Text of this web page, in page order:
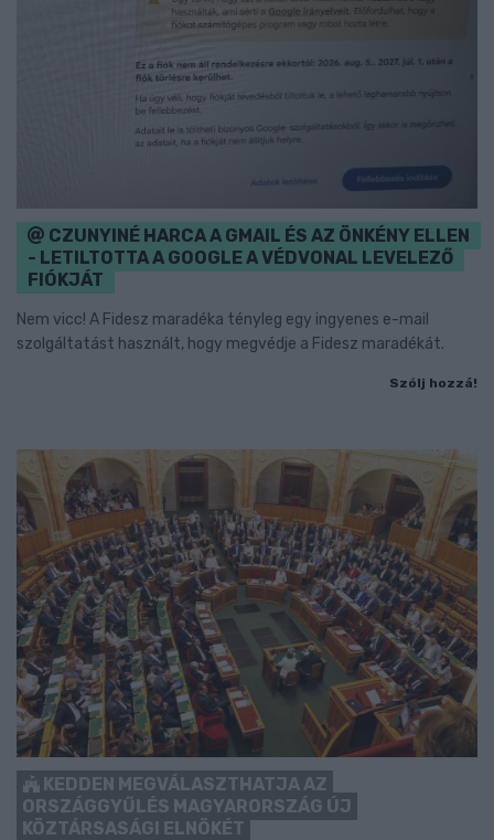
CZUNYINÉ HARCA A GMAIL ÉS AZ ÖNKÉNY ELLEN
- LETILTOTTA A GOOGLE A VÉDVONAL LEVELEZŐ
FIÓKJÁT
Nem vicc! A Fidesz maradéka tényleg egy ingyenes e-mail
szolgáltatást használt, hogy megvédje a Fidesz maradékát.
Szólj hozzá!
KEDDEN MEGVÁLASZTHATJA AZ
ORSZÁGGYŰLÉS MAGYARORSZÁG ÚJ
KÖZTÁRSASÁGI ELNÖKÉT